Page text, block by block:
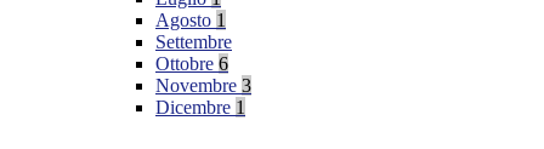
Agosto 1
Settembre
Ottobre 6
Novembre 3
Dicembre 1